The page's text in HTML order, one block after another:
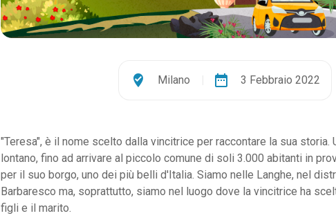
where_to_vote Milano date_range 3 Febbraio 2022
"Teresa", è il nome scelto dalla vincitrice per raccontare la sua storia.
lontano, fino ad arrivare al piccolo comune di soli 3.000 abitanti in
per il suo borgo, uno dei più belli d'Italia. Siamo nelle Langhe, nel
Barbaresco ma, soprattutto, siamo nel luogo dove la vincitrice ha
figli e il marito.